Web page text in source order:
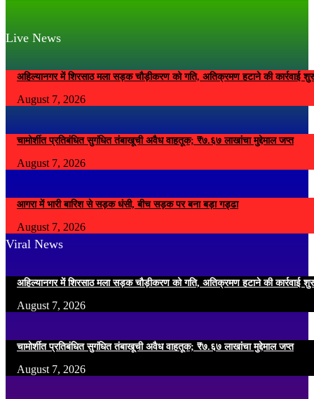
Live News
अहिल्यानगर में शिरसाठ मला सड़क चौड़ीकरण को गति, अतिक्रमण हटाने की कार्रवाई
August 7, 2026
चामोर्शीत प्रतिबंधित सुगंधित तंबाखूची अवैध वाहतूक; ₹७.६७ लाखांचा मुद्देमाल जप्त
August 7, 2026
आगरा में भारी बारिश से सड़क धंसी, बीच सड़क पर बना बड़ा गड्ढा
August 7, 2026
Viral News
अहिल्यानगर में शिरसाठ मला सड़क चौड़ीकरण को गति, अतिक्रमण हटाने की कार्रवाई
August 7, 2026
चामोर्शीत प्रतिबंधित सुगंधित तंबाखूची अवैध वाहतूक; ₹७.६७ लाखांचा मुद्देमाल जप्त
August 7, 2026